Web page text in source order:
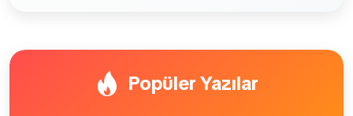
Popüler Yazılar